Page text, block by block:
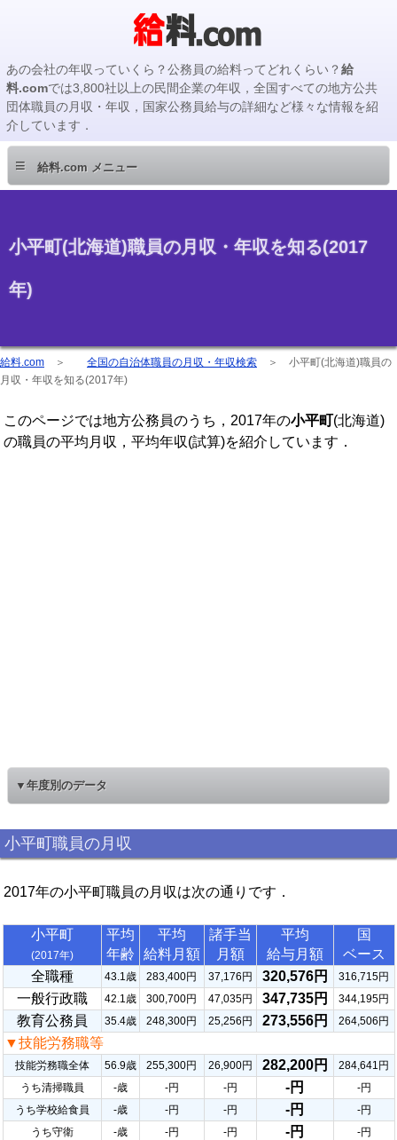
あの会社の年収っていくら？公務員の給料ってどれくらい？給
料.comでは3,800社以上の民間企業の年収，全国すべての地方公共
団体職員の月収・年収，国家公務員給与の詳細など様々な情報を紹
介しています．
≡ 給料.com メニュー
小平町(北海道)職員の月収・年収を知る(2017
年)
給料.com ＞ 全国の自治体職員の月収・年収検索 ＞ 小平町(北海道)職員の
月収・年収を知る(2017年)
このページでは地方公務員のうち，2017年の小平町(北海道)
の職員の平均月収，平均年収(試算)を紹介しています．
▼年度別のデータ
小平町職員の月収
2017年の小平町職員の月収は次の通りです．
小平町
(2017年)
平均
年齢
平均
給料月額
諸手当
月額
平均
給与月額
国
ベース
全職種
43.1歳 283,400円 37,176円 320,576円 316,715円
一般行政職 42.1歳 300,700円 47,035円 347,735円 344,195円
教育公務員 35.4歳 248,300円 25,256円 273,556円 264,506円
▼技能労務職等
技能労務職全体 56.9歳 255,300円 26,900円 282,200円
284,641円
うち清掃職員
-歳 -円 -円 -円
-円
うち学校給食員
-歳 -円 -円 -円
-円
うち守衛
-歳 -円 -円 -円
-円